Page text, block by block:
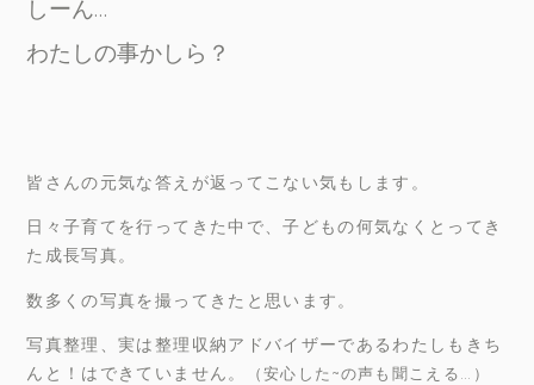
しーん…
わたしの事かしら？
皆さんの元気な答えが返ってこない気もします。
日々子育てを行ってきた中で、子どもの何気なくとってき
た成長写真。
数多くの写真を撮ってきたと思います。
写真整理、実は整理収納アドバイザーであるわたしもきち
んと！はできていません。
（安心した ~の声も聞こえる… ）